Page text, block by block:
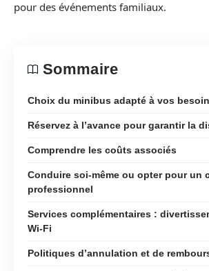
pour des événements familiaux.
Sommaire
Choix du minibus adapté à vos
Réservez à l’avance pour garantir la
Comprendre les coûts associés
Conduire soi-même ou opter pour un
professionnel
Services complémentaires :
Wi-Fi
Politiques d’annulation et de